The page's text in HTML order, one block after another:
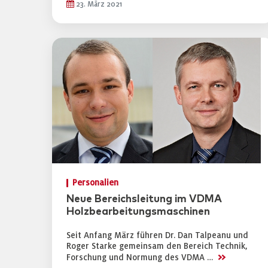
23. März 2021
Personalien
Neue Bereichsleitung im VDMA
Holzbearbeitungsmaschinen
Seit Anfang März führen Dr. Dan Talpeanu und
Roger Starke gemeinsam den Bereich Technik,
Forschung und Normung des VDMA … >>